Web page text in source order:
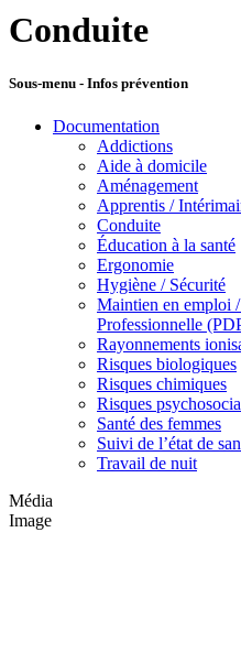
Conduite
Sous-menu - Infos prévention
Documentation
Addictions
Aide à domicile
Aménagement
Apprentis /
Conduite
Éducation à la santé
Ergonomie
Hygiène / Sécurité
Maintien en emploi
Professionnelle
Rayonnements
Risques biologiques
Risques chimiques
Risques
Santé des femmes
Suivi de l’état de
Travail de nuit
Média
Image